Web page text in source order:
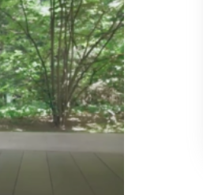
01:34
05:00
02:00
02:00
02:00